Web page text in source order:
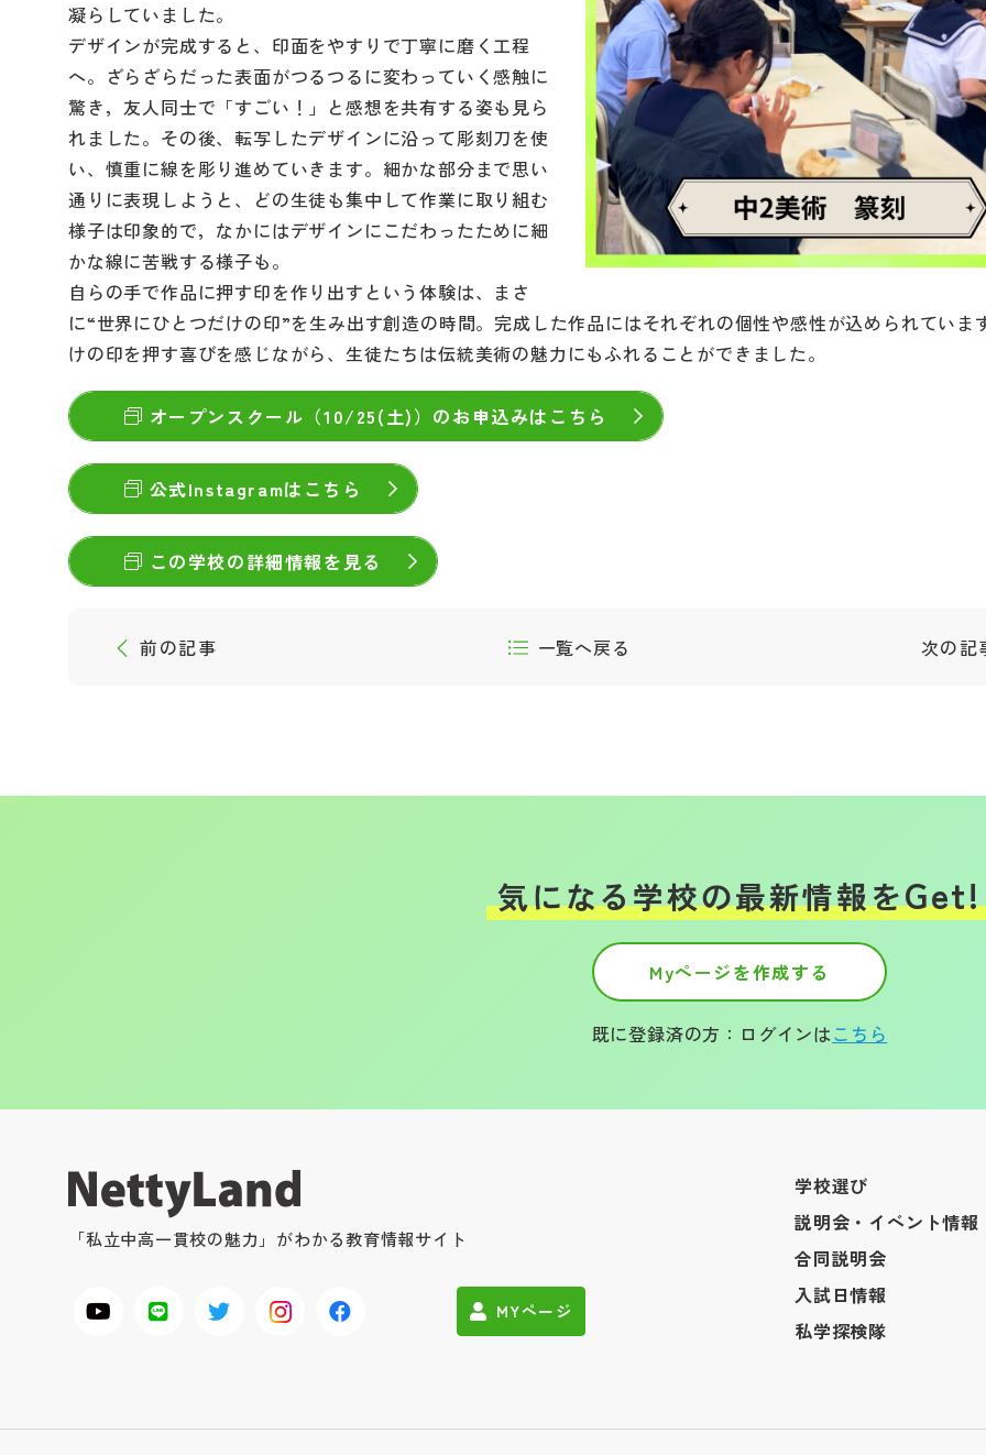
凝らしていました。
デザインが完成すると、印面をやすりで丁寧に磨く工程
へ。ざらざらだった表面がつるつるに変わっていく感触に
驚き，友人同士で「すごい！」と感想を共有する姿も見ら
れました。その後、転写したデザインに沿って彫刻刀を使
い、慎重に線を彫り進めていきます。細かな部分まで思い
通りに表現しようと、どの生徒も集中して作業に取り組む
様子は印象的で，なかにはデザインにこだわったために細
かな線に苦戦する様子も。
自らの手で作品に押す印を作り出すという体験は、まさ
に“世界にひとつだけの印”を生み出す創造の時間。完成した作品にはそれぞれの個性や感性が込められていま
けの印を押す喜びを感じながら、生徒たちは伝統美術の魅力にもふれることができました。
オープンスクール（10/25(土)）のお申込みはこちら
公式Instagramはこちら
この学校の詳細情報を見る
前の記事 一覧へ戻る 次の記
気になる学校の最新情報をGet!
Myページを作成する
既に登録済の方：ログインはこちら
「私立中高一貫校の魅力」がわかる教育情報サイト
MYページ
学校選び
説明会・イベント情報
合同説明会
入試日情報
私学探検隊